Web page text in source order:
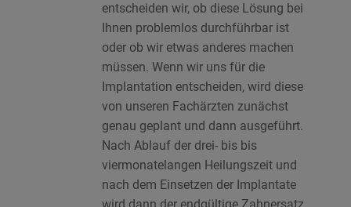
entscheiden wir, ob diese Lösung bei
Ihnen problemlos durchführbar ist
oder ob wir etwas anderes machen
müssen. Wenn wir uns für die
Implantation entscheiden, wird diese
von unseren Fachärzten zunächst
genau geplant und dann ausgeführt.
Nach Ablauf der drei- bis bis
viermonatelangen Heilungszeit und
nach dem Einsetzen der Implantate